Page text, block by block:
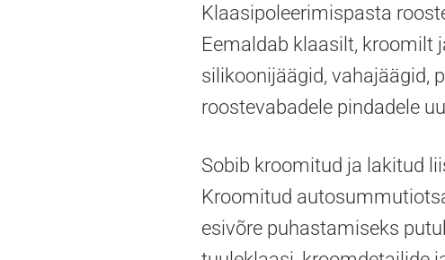
Klaasipoleerimispasta
Eemaldab klaasilt, kroomilt
silikoonijäägid, vahajäägid,
roostevabadele pindadele
Sobib kroomitud ja lakitud
Kroomitud
esivõre puhastamiseks